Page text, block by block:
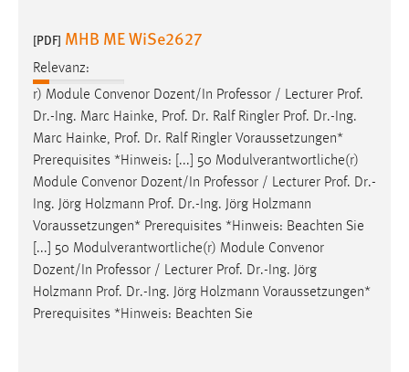
[PDF] MHB ME WiSe2627
Relevanz:
r) Module Convenor Dozent/In Professor / Lecturer Prof.
Dr.-Ing. Marc Hainke, Prof. Dr. Ralf Ringler Prof. Dr.-Ing.
Marc Hainke, Prof. Dr. Ralf Ringler Voraussetzungen*
Prerequisites *Hinweis: [...] 50 Modulverantwortliche(r)
Module Convenor Dozent/In Professor / Lecturer Prof. Dr.-
Ing. Jörg Holzmann Prof. Dr.-Ing. Jörg Holzmann
Voraussetzungen* Prerequisites *Hinweis: Beachten Sie
[...] 50 Modulverantwortliche(r) Module Convenor
Dozent/In Professor / Lecturer Prof. Dr.-Ing. Jörg
Holzmann Prof. Dr.-Ing. Jörg Holzmann Voraussetzungen*
Prerequisites *Hinweis: Beachten Sie